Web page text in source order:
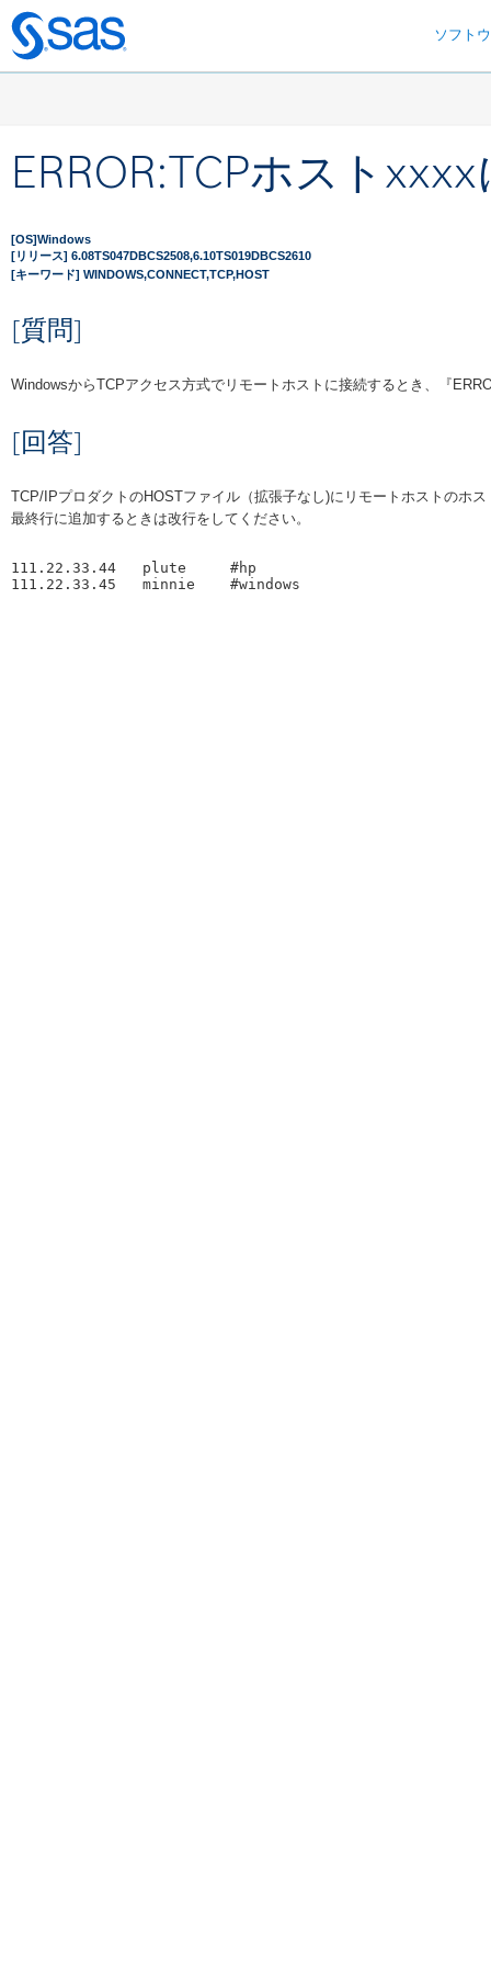
Skip
ソフト
ERROR:TCPホスト
[OS]Windows
[リリース] 6.08TS047DBCS2508,6.10TS019DBCS2610
[キーワード] WINDOWS,CONNECT,TCP,HOST
[質問]
WindowsからTCPアクセス方式でリモートホストに接続するとき、『
[回答]
TCP/IPプロダクトのHOSTファイル（拡張子なし)にリモートホストのホ
最終行に追加するときは改行をしてください。
111.22.33.44   plute     #hp